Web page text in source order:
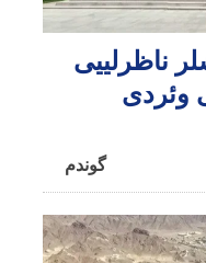
ناظرلییی
وئردی
گوندم